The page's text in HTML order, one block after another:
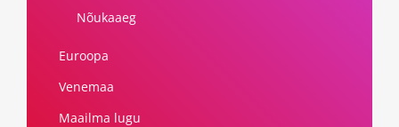
Nõukaaeg
Euroopa
Venemaa
Maailma lugu